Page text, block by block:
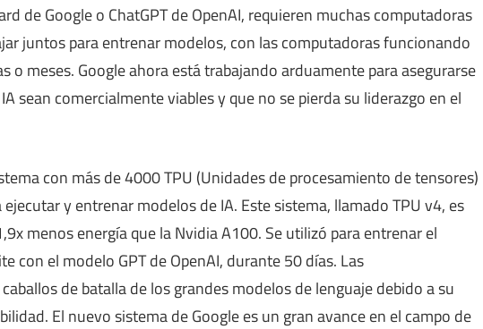
de Google o ChatGPT de OpenAI, requieren muchas computadoras
juntos para entrenar modelos, con las computadoras funcionando
o meses. Google ahora está trabajando arduamente para asegurarse
sean comercialmente viables y que no se pierda su liderazgo en el
con más de 4000 TPU (Unidades de procesamiento de tensores)
y entrenar modelos de IA. Este sistema, llamado TPU v4, es
menos energía que la Nvidia A100. Se utilizó para entrenar el
con el modelo GPT de OpenAI, durante 50 días. Las
de batalla de los grandes modelos de lenguaje debido a su
El nuevo sistema de Google es un gran avance en el campo de